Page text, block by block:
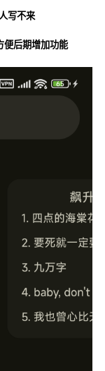
写不来
便后期增加功能